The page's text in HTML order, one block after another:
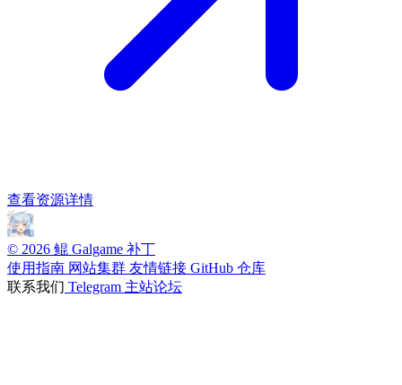
查看资源详情
© 2026 鲲 Galgame 补丁
使用指南 网站集群 友情链接 GitHub 仓库
联系我们 Telegram 主站论坛